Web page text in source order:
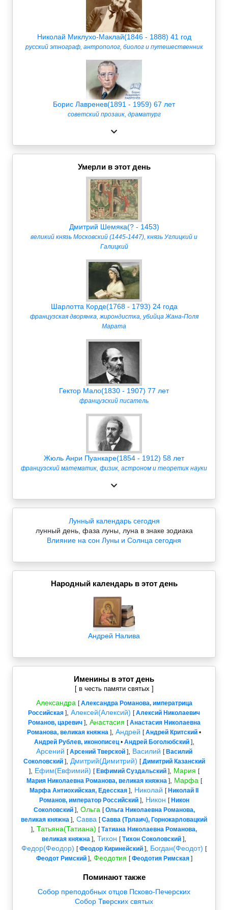
Николай Миклухо-Маклай(1846 - 1888) 41 год
русский этнограф, антрополог, биолог и путешественник
Борис Лавренев(1891 - 1959) 67 лет
советский прозаик, драматург
Умерли в этот день
Дмитрий Шемяка(? - 1453)
великий князь Московский (1445-1447), князь Углицкий и
Галицкий
Шарлотта Корде(1768 - 1793) 24 года
французская дворянка, жирондистка, убийца Жана-Поля
Марата
Гектор Мало(1830 - 1907) 77 лет
французский писатель
Жюль Анри Пуанкаре(1854 - 1912) 58 лет
французский математик, физик, астроном и теоретик науки
Лунный календарь сегодня
лунный день, фаза луны, луна в знаке зодиака
Влияние на сон Луны и Солнца сегодня
Народный календарь в этот день
Андрей Налива
Именины в этот день
[ в честь памяти святых ]
Александра [Александра Романова, императрица
Российская ] Алексей(Алексий) [Алексий Николаевич
Романов, царевич], Анастасия [Анастасия Николаевна
Романова, великая княжна ] Андрей [Андрей Критский •
Андрей Рублев, иконописец• Андрей Боголюбский],
Арсений [Арсений Тверской], Василий [Василий
Соколовский], Дмитрий(Димитрий) [Димитрий Казанский
], Ефим(Евфимий) [Евфимий Суздальский], Мария [
Мария Николаевна Романова, великая княжна ], Марфа [
Марфа Антиохийская, Едесская ] Николай [Николай II
Романов, император Российский], Никон [Никон
Соколовский], Ольга [Ольга Николаевна Романова,
великая княжна ] Савва [Савва (Трлаич), Горнокарловацкий
] Татьяна(Татиана) [Татиана Николаевна Романова,
великая княжна ] Тихон [Тихон Соколовский ]
Федор(Феодор) [Феодор Киринейский ] Богдан(Феодот) [
Феодот Римский], Феодотия [Феодотия Римская]
Поминают также
Собор преподобных отцов Псково-Печерских
Собор Тверских святых